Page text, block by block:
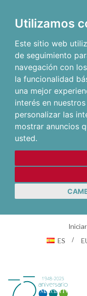
Utilizamos
Este sitio web
de seguimiento
navegación con
la funcionalidad
una mejor
interés en
personalizar las
mostrar anuncios
usted.
ES